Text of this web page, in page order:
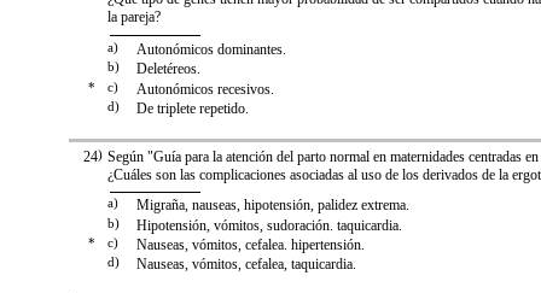
la pareja?
a) Autonómicos dominantes.
b) Deletéreos.
* c) Autonómicos recesivos.
d) De triplete repetido.
)
24 Según "Guía para la atención del parto normal en maternidades centradas
¿Cuáles son las complicaciones asociadas al uso de los derivados de la
a) Migraña, nauseas, hipotensión, palidez extrema.
b) Hipotensión, vómitos, sudoración. taquicardia.
* c) Nauseas, vómitos, cefalea. hipertensión.
d) Nauseas, vómitos, cefalea, taquicardia.